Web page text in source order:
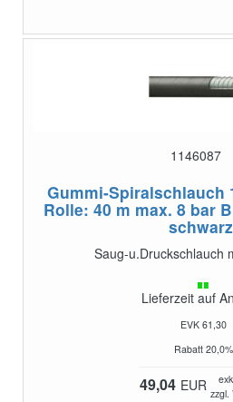
1146087
Gummi-Spiralschlauch
Rolle: 40 m max. 8 bar
Saug-u.Druckschlauch
Lieferzeit auf
EVK 61,30
Rabatt 20,0%
49,04 EUR zzgl.